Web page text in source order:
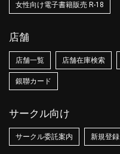
女性向け電子書籍販売 R-18
店舗
店舗一覧 店舗在庫検索
銀聯カード
サークル向け
サークル委託案内 新規登録